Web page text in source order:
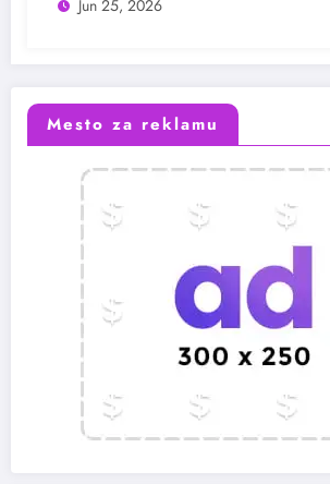
Jun 25, 2026
Mesto za reklamu